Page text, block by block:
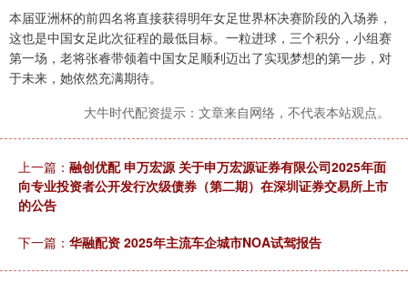
本届亚洲杯的前四名将直接获得明年女足世界杯决赛阶段的入场券，
这也是中国女足此次征程的最低目标。一粒进球，三个积分，小组赛
第一场，老将张睿带领着中国女足顺利迈出了实现梦想的第一步，对
于未来，她依然充满期待。
大牛时代配资提示：文章来自网络，不代表本站观点。
上一篇： 融创优配 申万宏源 关于申万宏源证券有限公司2025年面
向专业投资者公开发行次级债券（第二期）在深圳证券交易所上市
的公告
下一篇： 华融配资 2025年主流车企城市NOA试驾报告